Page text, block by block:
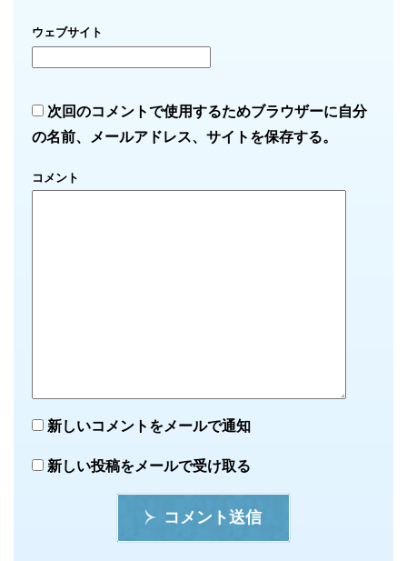
ウェブサイト
次回のコメントで使用するためブラウザーに自分
の名前、メールアドレス、サイトを保存する。
コメント
新しいコメントをメールで通知
新しい投稿をメールで受け取る
コメント送信